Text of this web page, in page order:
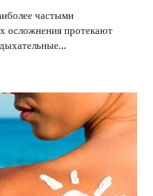
частыми
осложнения протекают
дыхательные…